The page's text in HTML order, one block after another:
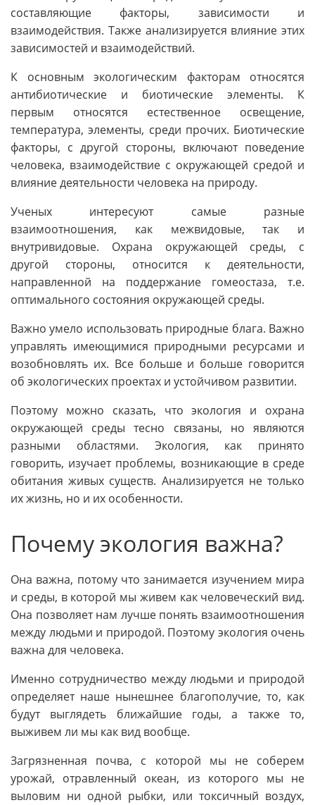
составляющие факторы, зависимости и
взаимодействия. Также анализируется влияние этих
зависимостей и взаимодействий.
К основным экологическим факторам относятся
антибиотические и биотические элементы. К
первым относятся естественное освещение,
температура, элементы, среди прочих. Биотические
факторы, с другой стороны, включают поведение
человека, взаимодействие с окружающей средой и
влияние деятельности человека на природу.
Ученых интересуют самые разные
взаимоотношения, как межвидовые, так и
внутривидовые. Охрана окружающей среды, с
другой стороны, относится к деятельности,
направленной на поддержание гомеостаза, т.е.
оптимального состояния окружающей среды.
Важно умело использовать природные блага. Важно
управлять имеющимися природными ресурсами и
возобновлять их. Все больше и больше говорится
об экологических проектах и устойчивом развитии.
Поэтому можно сказать, что экология и охрана
окружающей среды тесно связаны, но являются
разными областями. Экология, как принято
говорить, изучает проблемы, возникающие в среде
обитания живых существ. Анализируется не только
их жизнь, но и их особенности.
Почему экология важна?
Она важна, потому что занимается изучением мира
и среды, в которой мы живем как человеческий вид.
Она позволяет нам лучше понять взаимоотношения
между людьми и природой. Поэтому экология очень
важна для человека.
Именно сотрудничество между людьми и природой
определяет наше нынешнее благополучие, то, как
будут выглядеть ближайшие годы, а также то,
выживем ли мы как вид вообще.
Загрязненная почва, с которой мы не соберем
урожай, отравленный океан, из которого мы не
выловим ни одной рыбки, или токсичный воздух,